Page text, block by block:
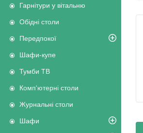
Гарнітури у вітальню
Обідні столи
Передпокої
Шафи-купе
Тумби ТВ
Комп'ютерні столи
Журнальні столи
Шафи